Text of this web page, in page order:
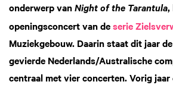
onderwerp van Night of the Tarantula,
openingsconcert van deserie
Muziekgebouw. Daarin staat dit jaar
gevierde Nederlands/Australische
centraal met vier concerten. Vorig